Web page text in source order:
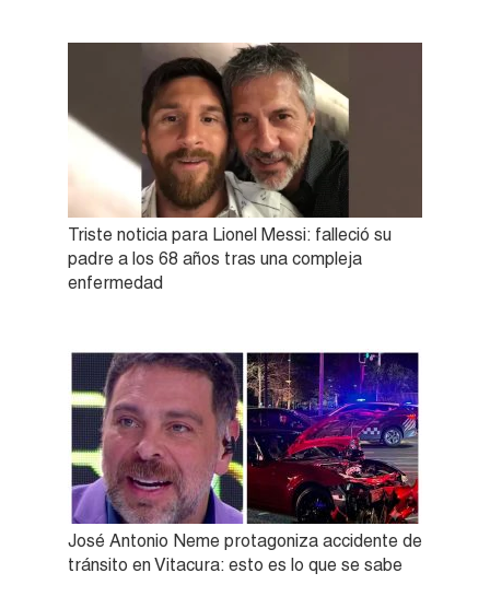
Triste noticia para Lionel Messi: falleció su
padre a los 68 años tras una compleja
enfermedad
José Antonio Neme protagoniza accidente de
tránsito en Vitacura: esto es lo que se sabe